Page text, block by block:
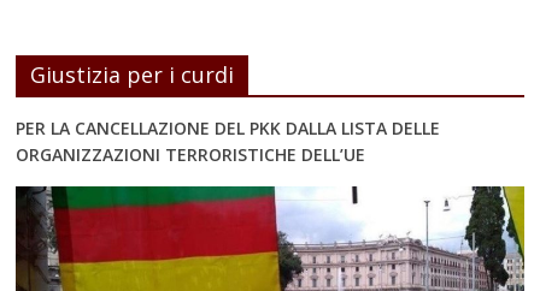
Giustizia per i curdi
PER LA CANCELLAZIONE DEL PKK DALLA LISTA DELLE
ORGANIZZAZIONI TERRORISTICHE DELL’UE